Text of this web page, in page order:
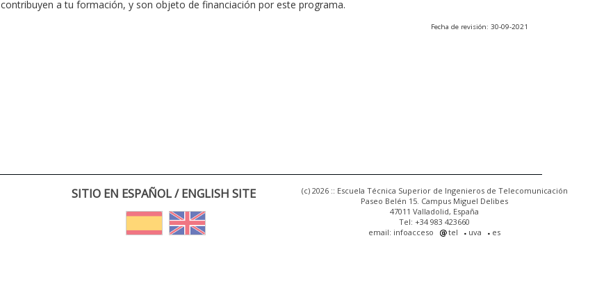
contribuyen a tu formación, y son objeto de financiación por este programa.
Fecha de revisión: 30-09-2021
SITIO EN ESPAÑOL / ENGLISH SITE
(c) 2026 :: Escuela Técnica Superior de Ingenieros de Telecomunicación
Paseo Belén 15. Campus Miguel Delibes
47011 Valladolid, España
Tel: +34 983 423660
email: infoacceso
tel uva es